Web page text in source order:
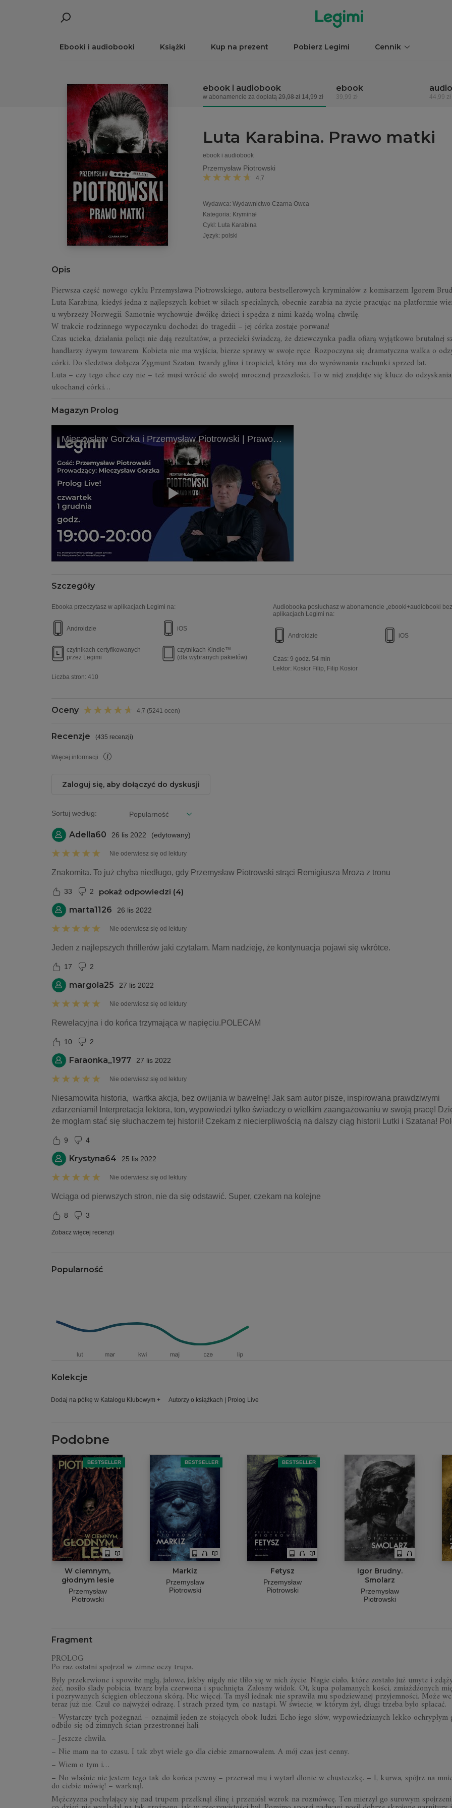
Ebooki i audiobooki Książki Kup na prezent Pobierz Legimi Cennik
ebook i audiobook
w abonamencie za dopłatą 29,98 zł 14,99 zł
ebook
39,99 zł 44,99 zł
Luta Karabina. Prawo matki
ebook i audiobook
Przemysław Piotrowski
4,7
Wydawca: Wydawnictwo Czarna Owca
Kategoria: Kryminał
Cykl : Luta Karabina
Język: polski
Opis
Pierwsza część nowego cyklu Przemysława Piotrowskiego, autora bestsellerowych kryminałów z komisarzem Igorem
Luta Karabina, kiedyś jedna z najlepszych kobiet w siłach specjalnych, obecnie zarabia na życie pracując na platformie
u wybrzeży Norwegii. Samotnie wychowuje dwójkę dzieci i spędza z nimi każdą wolną chwilę.
W trakcie rodzinnego wypoczynku dochodzi do tragedii – jej córka zostaje porwana!
Czas ucieka, działania policji nie dają rezultatów, a przecieki świadczą, że dziewczynka padła ofiarą wyjątkowo brutalnej
handlarzy żywym towarem. Kobieta nie ma wyjścia, bierze sprawy w swoje ręce. Rozpoczyna się dramatyczna walka o
córki. Do śledztwa dołącza Zygmunt Szatan, twardy glina i tropiciel, który ma do wyrównania rachunki sprzed lat.
Luta – czy tego chce czy nie – też musi wrócić do swojej mrocznej przeszłości. To w niej znajduje się klucz do odzyskania
ukochanej córki…
Magazyn Prolog
Mieczysław Gorzka i Przemysław Piotrowski | Prawo matki | #PrologLive
Szczegóły
Ebooka przeczytasz w aplikacjach Legimi na:
Androidzie iOS
czytnikach certyfikowanych
przez Legimi
czytnikach Kindle™
(dla wybranych pakietów)
Liczba stron: 410
Audiobooka posłuchasz w abonamencie „ebooki+audiobooki
aplikacjach Legimi na:
Androidzie iOS
Czas: 9 godz. 54 min
Lektor: Kosior Filip Filip Kosior
Oceny 4,7 (5241 ocen)
Recenzje (435 recenzji)
Więcej informacji
Zaloguj się, aby dołączyć do dyskusji
Sortuj według:
Adella60 26 lis 2022 (edytowany)
Nie oderwiesz się od lektury
Znakomita. To już chyba niedługo, gdy Przemysław Piotrowski strąci Remigiusza Mroza z tronu
33 2
pokaż odpowiedzi (4)
marta1126
26 lis 2022
Nie oderwiesz się od lektury
Jeden z najlepszych thrillerów jaki czytałam. Mam nadzieję, że kontynuacja pojawi się wkrótce.
17 2
margola25 27 lis 2022
Nie oderwiesz się od lektury
Rewelacyjna i do końca trzymająca w napięciu.POLECAM
10 2
Faraonka_1977 27 lis 2022
Nie oderwiesz się od lektury
Niesamowita historia,  wartka akcja, bez owijania w bawełnę! Jak sam autor pisze, inspirowana prawdziwymi
zdarzeniami! Interpretacja lektora, ton, wypowiedzi tylko świadczy o wielkim zaangażowaniu w swoją pracę!
że mogłam stać się słuchaczem tej historii! Czekam z niecierpliwością na dalszy ciąg historii Lutki i Szatana!
9 4
Krystyna64 25 lis 2022
Nie oderwiesz się od lektury
Wciąga od pierwszych stron, nie da się odstawić. Super, czekam na kolejne
8 3
Zobacz więcej recenzji
Popularność
Kolekcje
Dodaj na półkę w Katalogu Klubowym + Autorzy o książkach | Prolog Live
Podobne
BESTSELLER
W ciemnym,
głodnym lesie
Przemysław
Piotrowski
BESTSELLER
Markiz
Przemysław
Piotrowski
BESTSELLER
Fetysz
Przemysław
Piotrowski
Igor Brudny.
Smolarz
Przemysław
Piotrowski
Fragment
PROLOG
Po raz ostatni spoj­rzał w zimne oczy trupa.
Były prze­krwione i spo­wite mgłą, jałowe, jakby ni­gdy nie tliło się w nich życie. Nagie ciało, które zostało już umyte i
żeć, nosiło ślady pobi­cia, twarz była czer­wona i spuch­nięta. Żało­sny widok. Ot, kupa poła­ma­nych kości, zmiaż­dżo­nych
i pozry­wa­nych ścię­gien oble­czona skórą. Nic wię­cej. Ta myśl jed­nak nie spra­wiła mu spo­dzie­wa­nej przy­jem­no­ści. Może
teraz już nie. Czuł co naj­wy­żej odrazę. I strach przed tym, co nastąpi. W świe­cie, w któ­rym żył, długi trzeba było spła­cać.
– Wystar­czy tych poże­gnań – oznaj­mił jeden ze sto­ją­cych obok ludzi. Echo jego słów, wypo­wie­dzia­nych lekko ochry­płym
odbiło się od zim­nych ścian prze­stron­nej hali.
– Jesz­cze chwila.
– Nie mam na to czasu. I tak zbyt wiele go dla cie­bie zmar­no­wa­łem. A mój czas jest cenny.
– Wiem o tym i…
– No wła­śnie nie jestem tego tak do końca pewny – prze­rwał mu i wytarł dło­nie w chu­s­teczkę. – I, kurwa, spójrz na
do cie­bie mówię! – wark­nął.
Męż­czy­zna pochy­la­jący się nad tru­pem prze­łknął ślinę i prze­niósł wzrok na roz­mówcę. Ten mie­rzył go suro­wym